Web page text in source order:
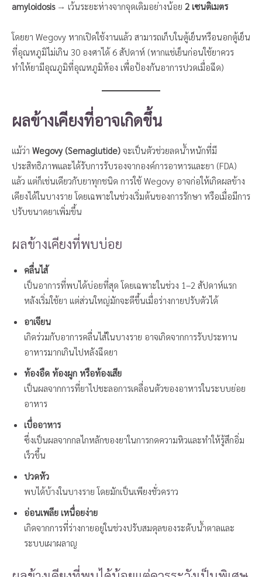
amyloidosis → เว้นระยะห่างจากจุดเดิมอย่างน้อย 2 เซนติเมตร
โดยยา Wegovy หากเปิดใช้งานแล้ว สามารถเก็บในตู้เย็นหรือนอกตู้เย็น
ที่อุณหภูมิไม่เกิน 30 องศาได้ 6 สัปดาห์ (หากแช่เย็นก่อนใช้ยาควร
ทำให้ยามีอุณภูมิที่อุณหภูมิห้อง เพื่อป้องกันอาการปวดเมื่อฉีด)
ผลข้างเคียงที่อาจเกิดขึ้น
แม้ว่า Wegovy (Semaglutide) จะเป็นตัวช่วยลดน้ำหนักที่มี
ประสิทธิภาพและได้รับการรับรองจากองค์การอาหารและยา (FDA)
แล้ว แต่ก็เช่นเดียวกับยาทุกชนิด การใช้ Wegovy อาจก่อให้เกิดผลข้าง
เคียงได้ในบางราย โดยเฉพาะในช่วงเริ่มต้นของการรักษา หรือเมื่อมีการ
ปรับขนาดยาเพิ่มขึ้น
ผลข้างเคียงที่พบบ่อย
คลื่นไส้
เป็นอาการที่พบได้บ่อยที่สุด โดยเฉพาะในช่วง 1–2 สัปดาห์แรก
หลังเริ่มใช้ยา แต่ส่วนใหญ่มักจะดีขึ้นเมื่อร่างกายปรับตัวได้
อาเจียน
เกิดร่วมกับอาการคลื่นไส้ในบางราย อาจเกิดจากการรับประทาน
อาหารมากเกินไปหลังฉีดยา
ท้องอืด ท้องผูก หรือท้องเสีย
เป็นผลจากการที่ยาไปชะลอการเคลื่อนตัวของอาหารในระบบย่อย
อาหาร
เบื่ออาหาร
ซึ่งเป็นผลจากกลไกหลักของยาในการกดความหิวและทำให้รู้สึกอิ่ม
เร็วขึ้น
ปวดหัว
พบได้บ้างในบางราย โดยมักเป็นเพียงชั่วคราว
อ่อนเพลีย เหนื่อยง่าย
เกิดจากการที่ร่างกายอยู่ในช่วงปรับสมดุลของระดับน้ำตาลและ
ระบบเผาผลาญ